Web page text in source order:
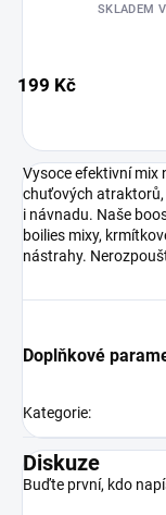
SKLADEM
199 Kč
Vysoce efektivní mix
chuťových
i návnadu. Naše
boilies mixy,
nástrahy.
Doplňkové
Kategorie:
Diskuze
Buďte první, kdo